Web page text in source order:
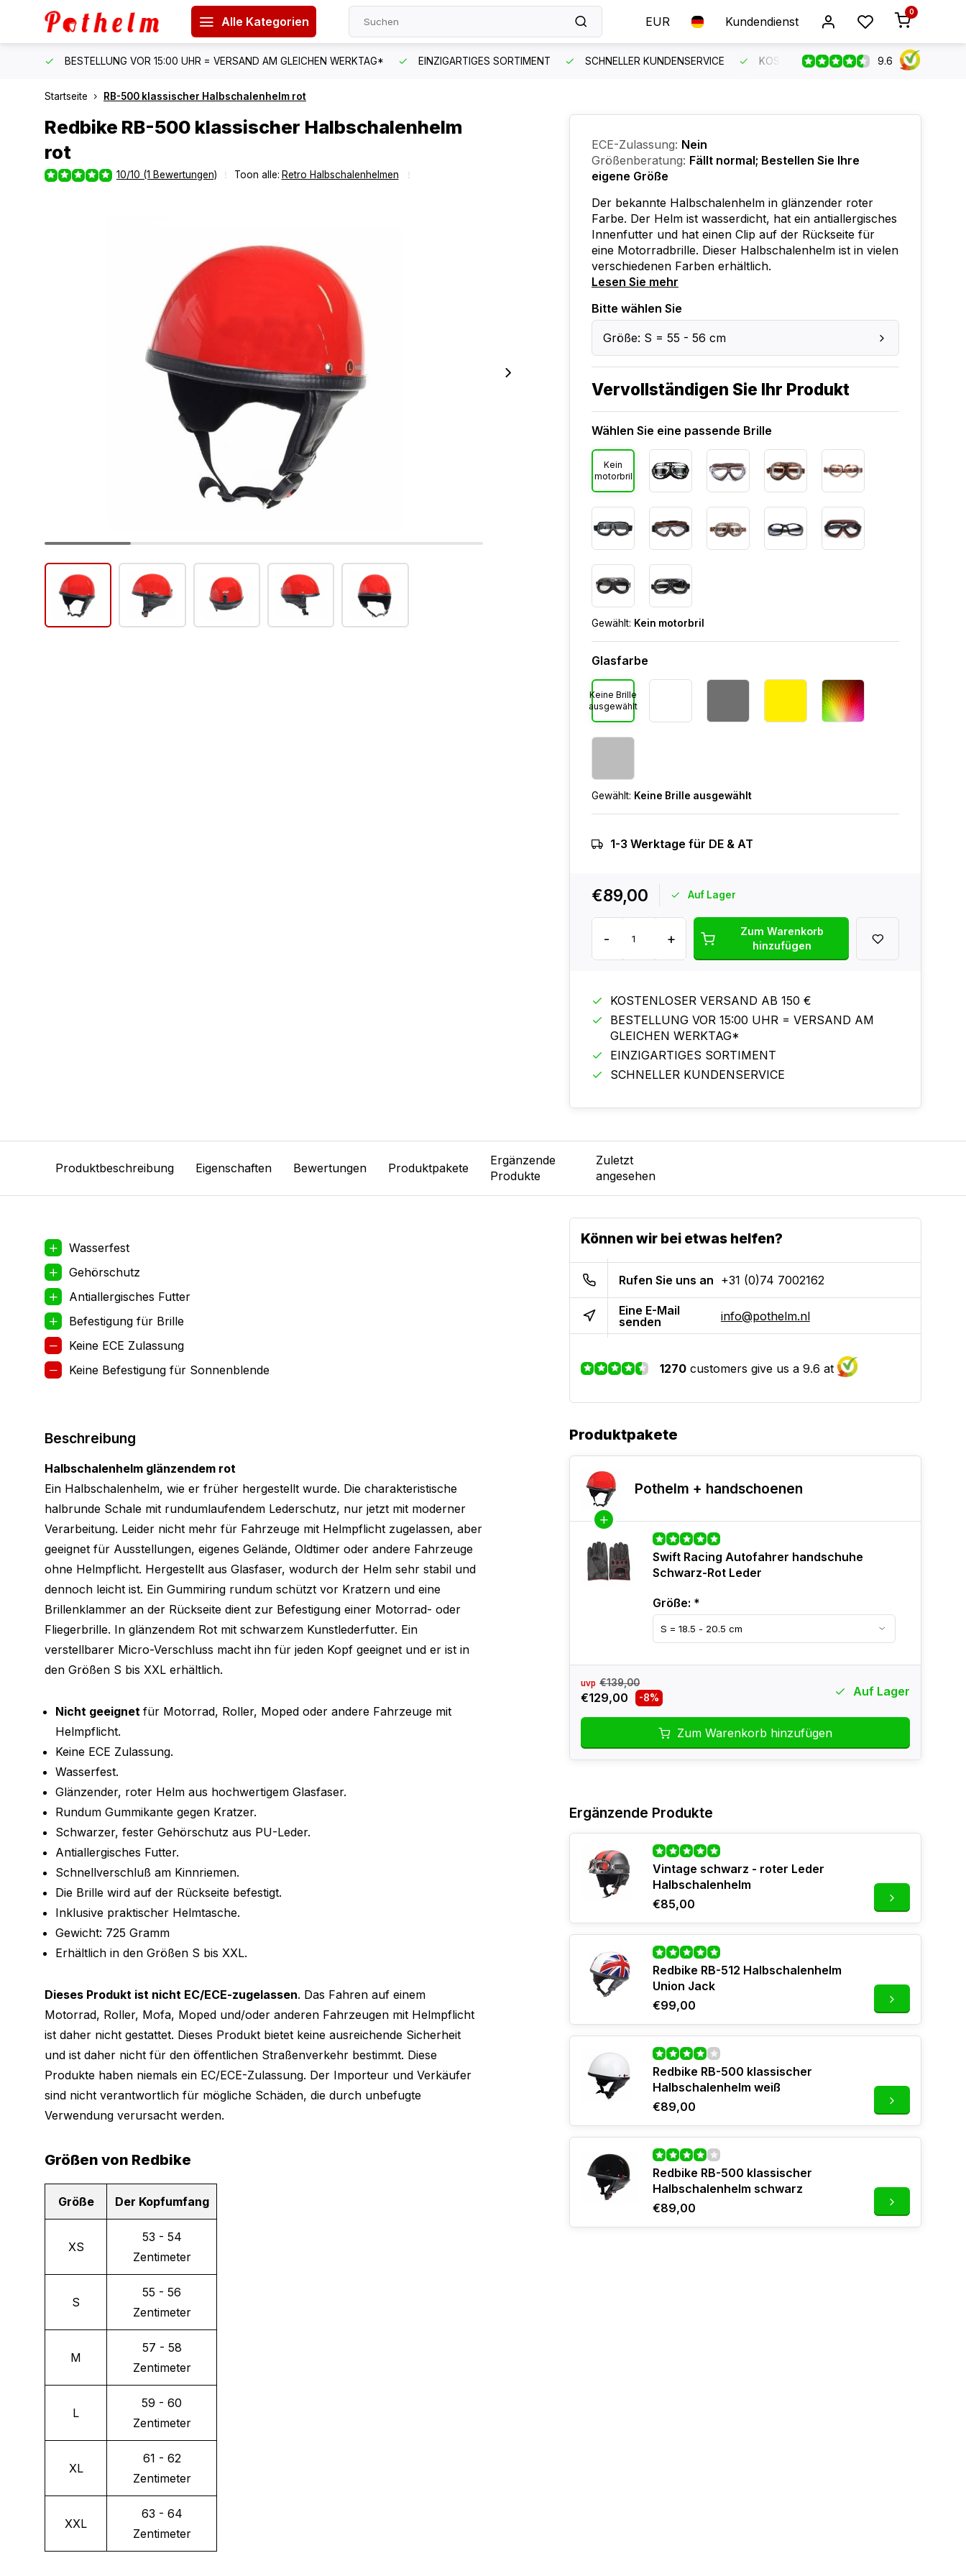
Alle Kategorien EUR Kundendienst
0
BESTELLUNG VOR 15:00 UHR = VERSAND AM GLEICHEN WERKTAG* EINZIGARTIGES SORTIMENT SCHNELLER KUNDENSERVICE KOSTENLOSER VERSAND AB 150 €
9.6
Startseite RB-500 klassischer Halbschalenhelm rot
Redbike RB-500 klassischer Halbschalenhelm
rot
10/10 (1 Bewertungen) Toon alle: Retro Halbschalenhelmen
ECE-Zulassung: Nein
Größenberatung: Fällt normal; Bestellen Sie Ihre
eigene Größe
Der bekannte Halbschalenhelm in glänzender roter
Farbe. Der Helm ist wasserdicht, hat ein antiallergisches
Innenfutter und hat einen Clip auf der Rückseite für
eine Motorradbrille. Dieser Halbschalenhelm ist in vielen
verschiedenen Farben erhältlich.
Lesen Sie mehr
Bitte wählen Sie
Größe: S = 55 - 56 cm
Vervollständigen Sie Ihr Produkt
Wählen Sie eine passende Brille
Kein
motorbril
Gewählt: Kein motorbril
Glasfarbe
Keine Brille
ausgewählt
Gewählt: Keine Brille ausgewählt
1-3 Werktage für DE & AT
€89,00 Auf Lager
- +
Zum Warenkorb
hinzufügen
KOSTENLOSER VERSAND AB 150 €
BESTELLUNG VOR 15:00 UHR = VERSAND AM
GLEICHEN WERKTAG*
EINZIGARTIGES SORTIMENT
SCHNELLER KUNDENSERVICE
Produktbeschreibung Eigenschaften Bewertungen Produktpakete
Ergänzende
Produkte
Zuletzt
angesehen
Wasserfest
Gehörschutz
Antiallergisches Futter
Befestigung für Brille
Keine ECE Zulassung
Keine Befestigung für Sonnenblende
Beschreibung
Halbschalenhelm glänzendem rot
Ein Halbschalenhelm, wie er früher hergestellt wurde. Die charakteristische
halbrunde Schale mit rundumlaufendem Lederschutz, nur jetzt mit moderner
Verarbeitung. Leider nicht mehr für Fahrzeuge mit Helmpflicht zugelassen, aber
geeignet für Ausstellungen, eigenes Gelände, Oldtimer oder andere Fahrzeuge
ohne Helmpflicht. Hergestellt aus Glasfaser, wodurch der Helm sehr stabil und
dennoch leicht ist. Ein Gummiring rundum schützt vor Kratzern und eine
Brillenklammer an der Rückseite dient zur Befestigung einer Motorrad- oder
Fliegerbrille. In glänzendem Rot mit schwarzem Kunstlederfutter. Ein
verstellbarer Micro-Verschluss macht ihn für jeden Kopf geeignet und er ist in
den Größen S bis XXL erhältlich.
Nicht geeignet für Motorrad, Roller, Moped oder andere Fahrzeuge mit
Helmpflicht.
Keine ECE Zulassung.
Wasserfest.
Glänzender, roter Helm aus hochwertigem Glasfaser.
Rundum Gummikante gegen Kratzer.
Schwarzer, fester Gehörschutz aus PU-Leder.
Antiallergisches Futter.
Schnellverschluß am Kinnriemen.
Die Brille wird auf der Rückseite befestigt.
Inklusive praktischer Helmtasche.
Gewicht: 725 Gramm
Erhältlich in den Größen S bis XXL.
Dieses Produkt ist nicht EC/ECE-zugelassen. Das Fahren auf einem
Motorrad, Roller, Mofa, Moped und/oder anderen Fahrzeugen mit Helmpflicht
ist daher nicht gestattet. Dieses Produkt bietet keine ausreichende Sicherheit
und ist daher nicht für den öffentlichen Straßenverkehr bestimmt. Diese
Produkte haben niemals ein EC/ECE-Zulassung. Der Importeur und Verkäufer
sind nicht verantwortlich für mögliche Schäden, die durch unbefugte
Verwendung verursacht werden.
Größen von Redbike
Größe Der Kopfumfang
XS
53 - 54
Zentimeter
S
55 - 56
Zentimeter
M
57 - 58
Zentimeter
L
59 - 60
Zentimeter
XL
61 - 62
Zentimeter
XXL
63 - 64
Zentimeter
Können wir bei etwas helfen?
Rufen Sie uns an +31 (0)74 7002162
Eine E-Mail
senden
info@pothelm.nl
1270 customers give us a 9.6 at
Produktpakete
Pothelm + handschoenen
Swift Racing Autofahrer handschuhe
Schwarz-Rot Leder
Größe: *
uvp €139,00
€129,00 -8% Auf Lager
Zum Warenkorb hinzufügen
Ergänzende Produkte
Vintage schwarz - roter Leder
Halbschalenhelm
€85,00
Redbike RB-512 Halbschalenhelm
Union Jack
€99,00
Redbike RB-500 klassischer
Halbschalenhelm weiß
€89,00
Redbike RB-500 klassischer
Halbschalenhelm schwarz
€89,00